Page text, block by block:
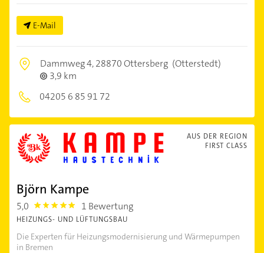
E-Mail
Dammweg 4,28870 Ottersberg (Otterstedt)
3,9 km
04205 6 85 91 72
AUS DER REGION
FIRST CLASS
Björn Kampe
5,0 5.0 1 Bewertung
HEIZUNGS- UND LÜFTUNGSBAU
Die Experten für Heizungsmodernisierung und Wärmepumpen
in Bremen